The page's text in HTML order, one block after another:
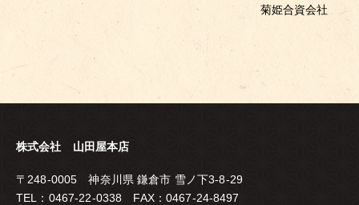
菊姫合資会社
株式会社 山田屋本店
〒248-0005 神奈川県 鎌倉市 雪ノ下3-8-29
TEL：0467-22-0338 FAX：0467-24-8497